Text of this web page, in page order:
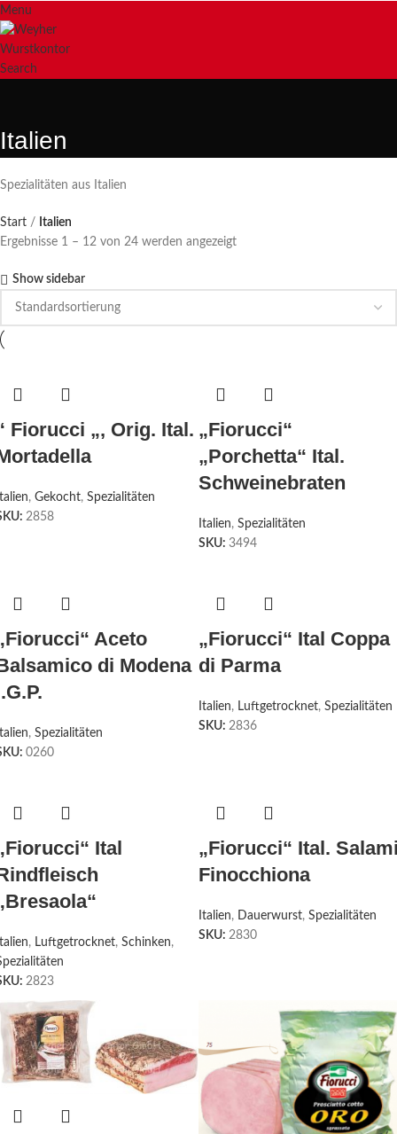
Menu
Search
Italien
Spezialitäten aus Italien
Start
Italien
Ergebnisse 1 – 12 von 24 werden angezeigt
Show sidebar
Fiorucci „, Orig. Ital.
, Gekocht, Spezialitäten
2858
„Fiorucci“
„Porchetta“ Ital.
Schweinebraten
Italien, Spezialitäten
SKU: 3494
Aceto
di Modena
, Spezialitäten
0260
„Fiorucci“ Ital Coppa
di Parma
Italien, Luftgetrocknet, Spezialitäten
SKU: 2836
Ital
, Luftgetrocknet, Schinken,
2823
„Fiorucci“ Ital.
Finocchiona
Italien, Dauerwurst, Spezialitäten
SKU: 2830